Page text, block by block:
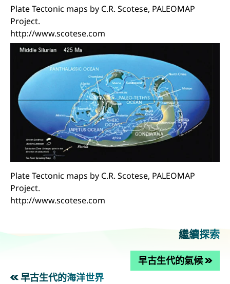
Plate Tectonic maps by C.R. Scotese, PALEOMAP
Project.
http://www.scotese.com
Plate Tectonic maps by C.R. Scotese, PALEOMAP
Project.
http://www.scotese.com
繼續探索
早古生代的海洋世界
早古生代的氣候